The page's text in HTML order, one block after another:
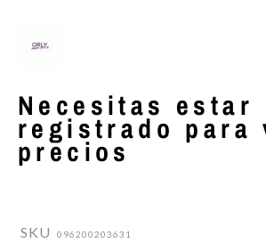
Necesitas estar
registrado para
precios
SKU 096200203631